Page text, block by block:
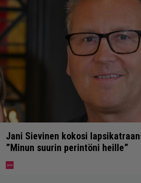
Jani Sievinen kokosi
”Minun suurin perintöni heille”